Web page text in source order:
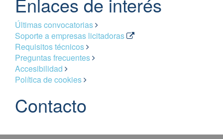
Últimas convocatorias
Soporte a empresas licitadoras
Requisitos técnicos
Preguntas frecuentes
Accesibilidad
Política de cookies
Contacto